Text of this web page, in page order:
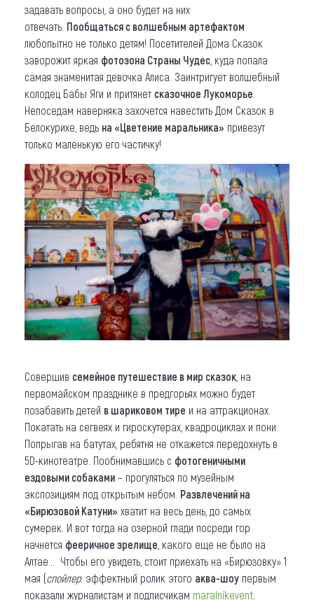
задавать вопросы, а оно будет на них
отвечать. Пообщаться с волшебным артефактом
любопытно не только детям! Посетителей Дома Сказок
заворожит яркая фотозона Страны Чудес , куда попала
самая знаменитая девочка Алиса. Заинтригует волшебный
колодец Бабы Яги и притянет сказочное Лукоморье
Непоседам наверняка захочется навестить Дом Сказок в
Белокурихе, ведь на «Цветение маральника» привезут
только маленькую его частичку!
Совершив семейное путешествие в мир сказок , на
первомайском празднике в предгорьях можно будет
позабавить детей в шариковом тире и на аттракционах.
Покатать на сегвеях и гироскутерах, квадроциклах и пони.
Попрыгав на батутах, ребятня не откажется передохнуть в
5D-кинотеатре. Пообнимавшись с фотогеничными
ездовыми собаками – прогуляться по музейным
экспозициям под открытым небом. Развлечений на
«Бирюзовой Катуни» хватит на весь день, до самых
сумерек. И вот тогда на озерной глади посреди гор
начнется фееричное зрелище , какого еще не было на
Алтае… Чтобы его увидеть, стоит приехать на «Бирюзовку» 1
мая (спойлер: эффектный ролик этого аква-шоу первым
показали журналистам и подписчикам maralnikevent